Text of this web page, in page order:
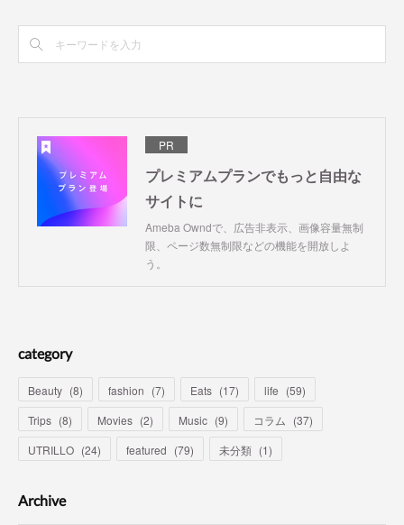
PR
プレミアムプランでもっと自由な
サイトに
Ameba Owndで、広告非表示、画像容量無制
限、ページ数無制限などの機能を開放しよ
う。
category
Beauty (8) fashion (7) Eats (17) life (59)
Trips (8) Movies (2) Music (9) コラム (37)
UTRILLO (24) featured (79) 未分類 (1)
Archive